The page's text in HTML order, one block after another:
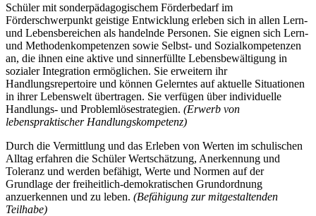
Schüler mit sonderpädagogischem Förderbedarf im
Förderschwerpunkt geistige Entwicklung erleben sich in allen Lern-
und Lebensbereichen als handelnde Personen. Sie eignen sich Lern-
und Methodenkompetenzen sowie Selbst- und Sozialkompetenzen
an, die ihnen eine aktive und sinnerfüllte Lebensbewältigung in
sozialer Integration ermöglichen. Sie erweitern ihr
Handlungsrepertoire und können Gelerntes auf aktuelle Situationen
in ihrer Lebenswelt übertragen. Sie verfügen über individuelle
Handlungs- und Problemlösestrategien. (Erwerb von
lebenspraktischer Handlungskompetenz)
Durch die Vermittlung und das Erleben von Werten im schulischen
Alltag erfahren die Schüler Wertschätzung, Anerkennung und
Toleranz und werden befähigt, Werte und Normen auf der
Grundlage der freiheitlich-demokratischen Grundordnung
anzuerkennen und zu leben. (Befähigung zur mitgestaltenden
Teilhabe)